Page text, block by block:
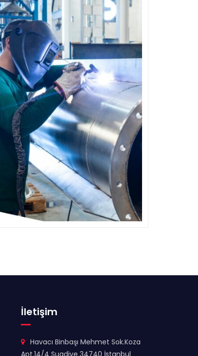
İletişim
Havacı Binbaşı Mehmet Sok.Koza
Apt.14/4 Suadiye 34740 İstanbul